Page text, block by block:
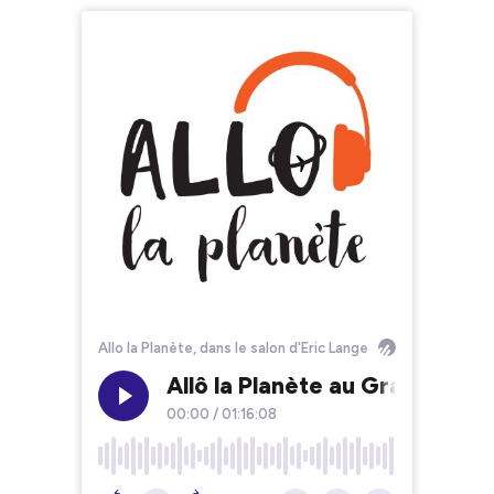
Allo la Planète, dans le salon d'Eric Lange
Allô la Planète au Grand Café
00:00 / 01:16:08